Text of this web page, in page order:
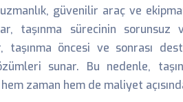
güvenilir araç ve
taşınma sürecinin
taşınma öncesi ve sonrası
sunar. Bu nedenle,
hem zaman hem de maliyet